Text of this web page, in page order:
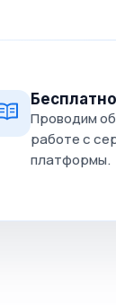
Проводим
работе с
платформы.